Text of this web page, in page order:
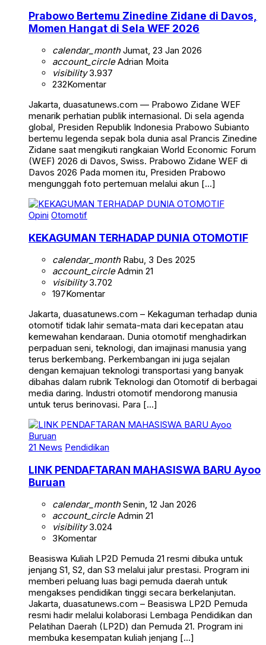
Prabowo Bertemu Zinedine Zidane di Davos,
Momen Hangat di Sela WEF 2026
calendar_monthJumat, 23 Jan 2026
account_circleAdrian Moita
visibility3.937
232Komentar
Jakarta, duasatunews.com — Prabowo Zidane WEF
menarik perhatian publik internasional. Di sela agenda
global, Presiden Republik Indonesia Prabowo Subianto
bertemu legenda sepak bola dunia asal Prancis Zinedine
Zidane saat mengikuti rangkaian World Economic Forum
(WEF) 2026 di Davos, Swiss. Prabowo Zidane WEF di
Davos 2026 Pada momen itu, Presiden Prabowo
mengunggah foto pertemuan melalui akun […]
Opini Otomotif
KEKAGUMAN TERHADAP DUNIA OTOMOTIF
calendar_monthRabu, 3 Des 2025
account_circleAdmin 21
visibility3.702
197Komentar
Jakarta, duasatunews.com – Kekaguman terhadap dunia
otomotif tidak lahir semata-mata dari kecepatan atau
kemewahan kendaraan. Dunia otomotif menghadirkan
perpaduan seni, teknologi, dan imajinasi manusia yang
terus berkembang. Perkembangan ini juga sejalan
dengan kemajuan teknologi transportasi yang banyak
dibahas dalam rubrik Teknologi dan Otomotif di berbagai
media daring. Industri otomotif mendorong manusia
untuk terus berinovasi. Para […]
21 News Pendidikan
LINK PENDAFTARAN MAHASISWA BARU Ayoo
Buruan
calendar_monthSenin, 12 Jan 2026
account_circleAdmin 21
visibility3.024
3Komentar
Beasiswa Kuliah LP2D Pemuda 21 resmi dibuka untuk
jenjang S1, S2, dan S3 melalui jalur prestasi. Program ini
memberi peluang luas bagi pemuda daerah untuk
mengakses pendidikan tinggi secara berkelanjutan.
Jakarta, duasatunews.com – Beasiswa LP2D Pemuda
resmi hadir melalui kolaborasi Lembaga Pendidikan dan
Pelatihan Daerah (LP2D) dan Pemuda 21. Program ini
membuka kesempatan kuliah jenjang […]